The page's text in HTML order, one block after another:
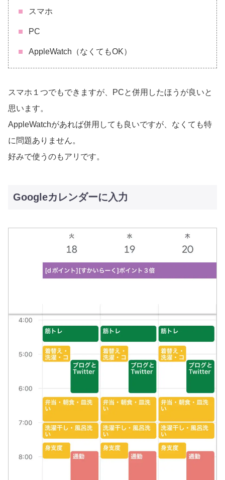
スマホ
PC
AppleWatch（なくてもOK）
スマホ１つでもできますが、PCと併用したほうが良いと
思います。
AppleWatchがあれば併用しても良いですが、なくても特
に問題ありません。
好みで使うのもアリです。
Googleカレンダーに入力